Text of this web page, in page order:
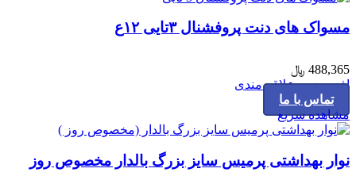
مسواک های دنت پروفشنال ۳تایی ۱۲ع
488,365 ﷼
افزودن به علاقه مندی
تماس با ما
مشاهده سریع
نوار بهداشتی پرمیس سایز بزرگ بالدار مخصوص روز